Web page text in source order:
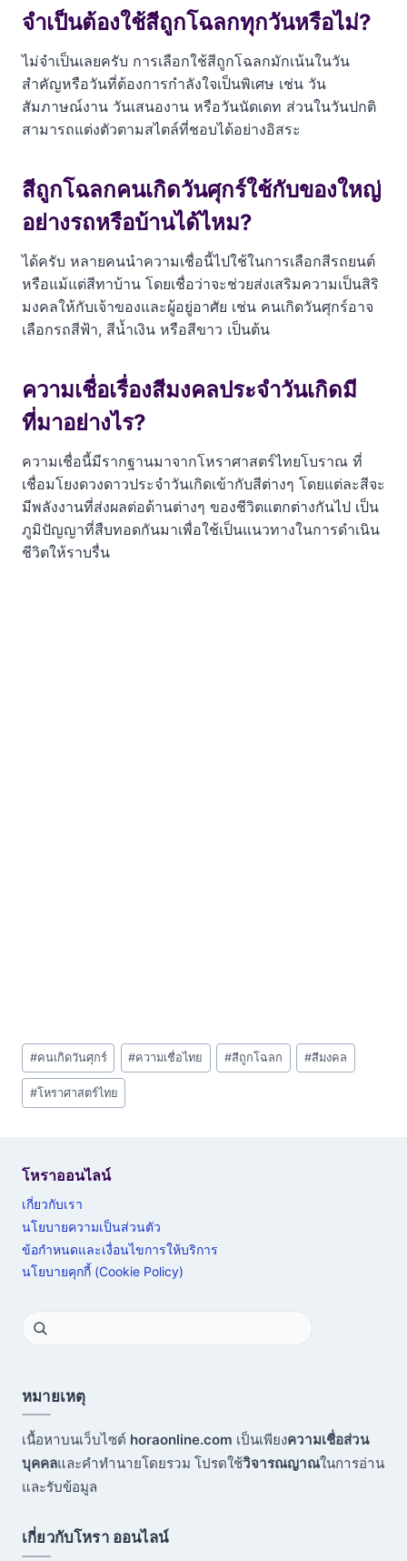
จำเป็นต้องใช้สีถูกโฉลกทุกวันหรือไม่?
ไม่จำเป็นเลยครับ การเลือกใช้สีถูกโฉลกมักเน้นในวัน
สำคัญหรือวันที่ต้องการกำลังใจเป็นพิเศษ เช่น วัน
สัมภาษณ์งาน วันเสนองาน หรือวันนัดเดท ส่วนในวันปกติ
สามารถแต่งตัวตามสไตล์ที่ชอบได้อย่างอิสระ
สีถูกโฉลกคนเกิดวันศุกร์ใช้กับของใหญ่
อย่างรถหรือบ้านได้ไหม?
ได้ครับ หลายคนนำความเชื่อนี้ไปใช้ในการเลือกสีรถยนต์
หรือแม้แต่สีทาบ้าน โดยเชื่อว่าจะช่วยส่งเสริมความเป็นสิริ
มงคลให้กับเจ้าของและผู้อยู่อาศัย เช่น คนเกิดวันศุกร์อาจ
เลือกรถสีฟ้า, สีน้ำเงิน หรือสีขาว เป็นต้น
ความเชื่อเรื่องสีมงคลประจำวันเกิดมี
ที่มาอย่างไร?
ความเชื่อนี้มีรากฐานมาจากโหราศาสตร์ไทยโบราณ ที่
เชื่อมโยงดวงดาวประจำวันเกิดเข้ากับสีต่างๆ โดยแต่ละสีจะ
มีพลังงานที่ส่งผลต่อด้านต่างๆ ของชีวิตแตกต่างกันไป เป็น
ภูมิปัญญาที่สืบทอดกันมาเพื่อใช้เป็นแนวทางในการดำเนิน
ชีวิตให้ราบรื่น
Post
Tags:
#คนเกิดวันศุกร์ #ความเชื่อไทย #สีถูกโฉลก #สีมงคล
#โหราศาสตร์ไทย
โหราออนไลน์
เกี่ยวกับเรา
นโยบายความเป็นส่วนตัว
ข้อกำหนดและเงื่อนไขการให้บริการ
นโยบายคุกกี้ (Cookie Policy)
หมายเหตุ
เนื้อหาบนเว็บไซต์ horaonline.com เป็นเพียงความเชื่อส่วน
บุคคลและคำทำนายโดยรวม โปรดใช้วิจารณญาณในการอ่าน
และรับข้อมูล
เกี่ยวกับโหรา ออนไลน์